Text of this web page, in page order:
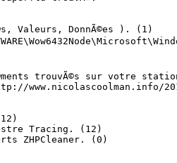
Valeurs, DonnÃ©es ). (1)
trouvÃ©s sur votre
www.nicolascoolman.info/
Tracing. (12)
ZHPCleaner. (0)